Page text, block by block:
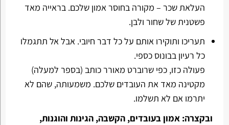
העלאת שכר – מקורה בחוסר אמון שלכם. בראייה מאד
פשטנית של שחור ולבן.
תעריכו ותוקירו אותם על כל דבר חיובי. אבל אל תתגמלו
כל רעיון בבונוס כספי.
פעולה כזו, כפי שרוברט מאורר כותב (בספר למעלה)
מקטינה מאד את העובדים שלכם. משמעותה, שהם לא
יתרמו אם לא תשלמו.
ובקצרה: אמון בעובדים, הקשבה, הגינות והוגנות,